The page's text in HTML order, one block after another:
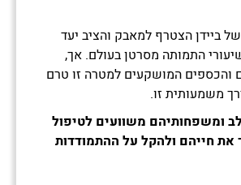
2023 ממשל ביידן הצטרף למאבק והציב יעד
התמותה מסרטן בעולם. אך,
והכספים המושקעים למטרה זו טרם
משמעותית זו.
ומשפחותיהם משוועים לטיפול
את חייהם ולהקל על ההתמודדות